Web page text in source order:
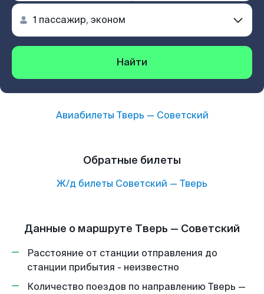
Найти
Авиабилеты Тверь — Советский
Обратные билеты
Ж/д билеты Советский — Тверь
Данные о маршруте Тверь — Советский
Расстояние от станции отправления до
станции прибытия - неизвестно
Количество поездов по направлению Тверь —